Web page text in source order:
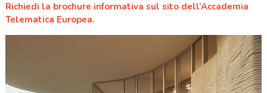
Richiedi la brochure informativa sul sito dell’Accademia
Telematica Europea.